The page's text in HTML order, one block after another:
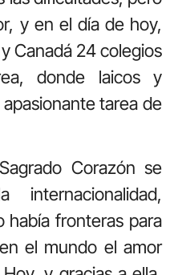
y en el día de hoy,
Canadá 24 colegios
donde laicos y
tarea de
Corazón se
había fronteras para
el mundo el amor